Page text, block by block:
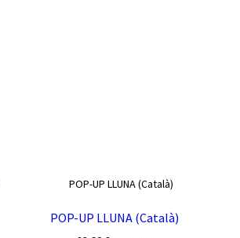
POP-UP LLUNA (Català)